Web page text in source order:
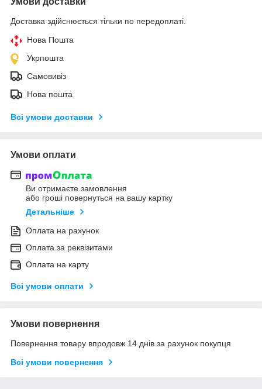
Доставка здійснюється тільки по передоплаті.
Нова Пошта
Укрпошта
Самовивіз
Нова пошта
Всі умови доставки
Умови оплати
Ви отримаєте замовлення
або гроші повернуться на вашу картку
Детальніше
Оплата на рахунок
Оплата за реквізитами
Оплата на карту
Всі умови оплати
Умови повернення
Повернення товару впродовж 14 днів за рахунок покупця
Всі умови повернення